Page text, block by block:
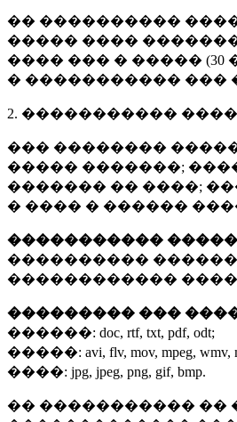
�� ����������
����� ����
���� ��� � ����� (30
� ����������� ���
2. �����������
��� ��������
����� �������;
������� �� ����;
� ���� � ������
�����������
����������
������������
��������� ���
������: doc, rtf, txt, pdf, odt;
�����: avi, flv, mov, mpeg, wmv,
����: jpg, jpeg, png, gif, bmp.
�� ����������� ��